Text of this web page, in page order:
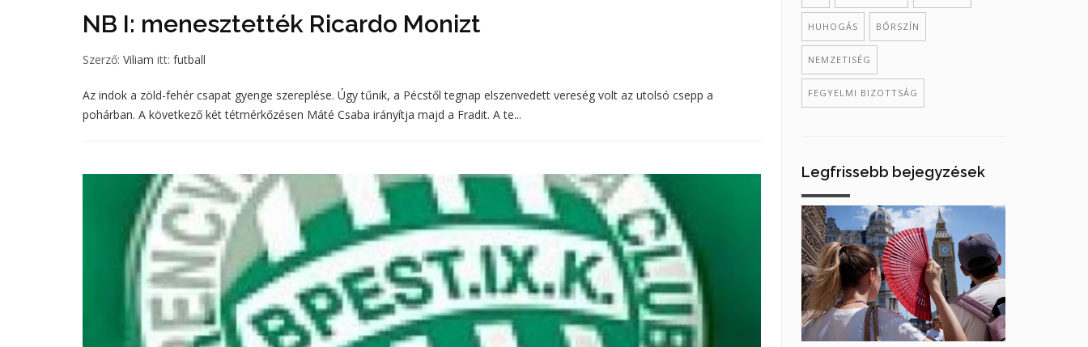
NB I: menesztették Ricardo Monizt
Szerző: Viliam itt: futball
Az indok a zöld-fehér csapat gyenge szereplése. Úgy tűnik, a Pécstől tegnap elszenvedett vereség volt az utolsó csepp a
pohárban. A következő két tétmérkőzésen Máté Csaba irányítja majd a Fradit. A te...
HUHOGÁS BŐRSZÍN
NEMZETISÉG
FEGYELMI BIZOTTSÁG
Legfrissebb bejegyzések